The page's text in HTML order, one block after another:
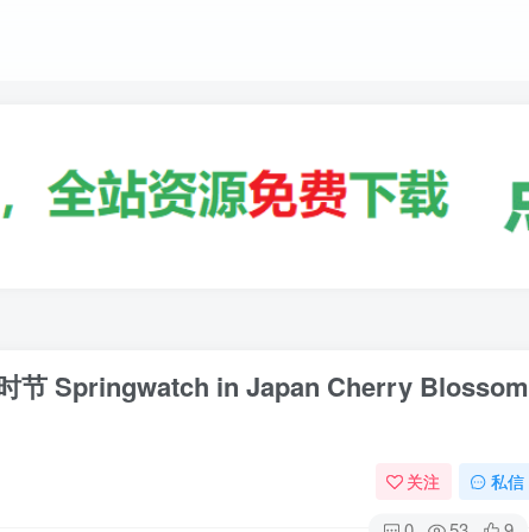
节 Springwatch in Japan Cherry Blossom
关注 私信